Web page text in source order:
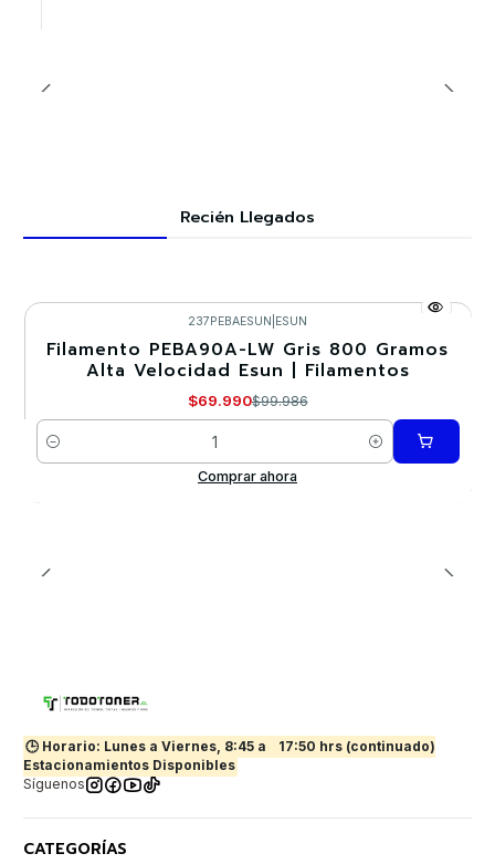
Recién Llegados
-30%
237PEBAESUN ESUN
Filamento PEBA90A-LW Gris 800 Gramos
Alta Velocidad Esun | Filamentos
$69.990$99.986
Cantidad
Comprar ahora
🕒 Horario: Lunes a Viernes, 8:45 a
17:50 hrs (continuado)
Estacionamientos Disponibles
Síguenos
CATEGORÍAS